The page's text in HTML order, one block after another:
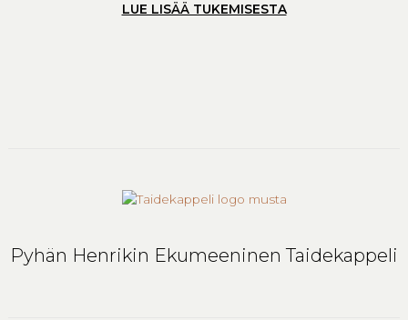
LUE LISÄÄ TUKEMISESTA
Pyhän Henrikin Ekumeeninen Taidekappeli